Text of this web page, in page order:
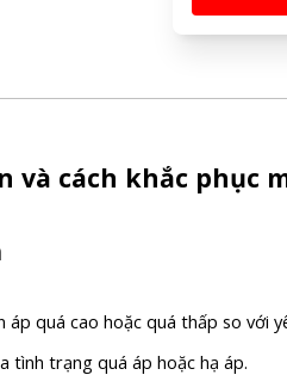
và cách khắc phục
quá cao hoặc quá thấp so với
tình trạng quá áp hoặc hạ áp.